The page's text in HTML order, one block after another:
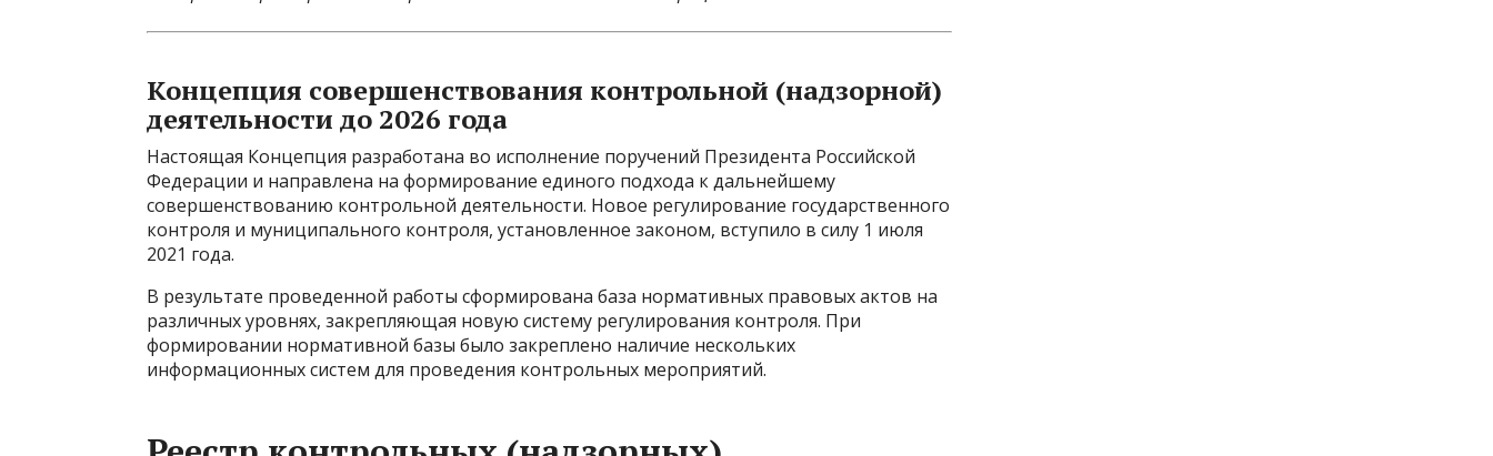
Концепция совершенствования контрольной (надзорной)
деятельности до 2026 года
Настоящая Концепция разработана во исполнение поручений Президента Российской
Федерации и направлена на формирование единого подхода к дальнейшему
совершенствованию контрольной деятельности. Новое регулирование государственного
контроля и муниципального контроля, установленное законом, вступило в силу 1 июля
2021 года.
В результате проведенной работы сформирована база нормативных правовых актов на
различных уровнях, закрепляющая новую систему регулирования контроля. При
формировании нормативной базы было закреплено наличие нескольких
информационных систем для проведения контрольных мероприятий.